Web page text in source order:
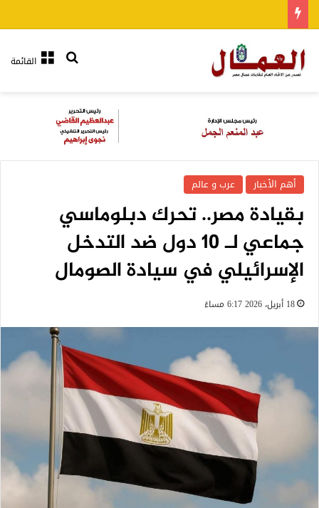
القائمةبحث عن
أهم الأخبار عرب و عالم
بقيادة مصر.. تحرك دبلوماسي
جماعي لـ 10 دول ضد التدخل
الإسرائيلي في سيادة الصومال
18 أبريل، 2026 6:17 مساءً